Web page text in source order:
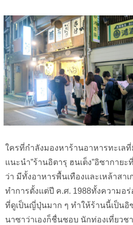
ใครที่กำลังมองหาร้านอาหารทะเล
แนะนำ”ร้านอิตารุ ฮนเต็ง”อิซากาย
ว่า มีทั้งอาหารพื้นเทืองและเหล้าสา
ทำการตั้งแต่ปี ค.ศ. 1988ทั้งความอ
ที่ดูเป็นญี่ปุ่นมาก ๆ ทำให้ร้านนี้เป็นอิ
นาซาว่าเองก็ชื่นชอบ นักท่องเที่ยวช